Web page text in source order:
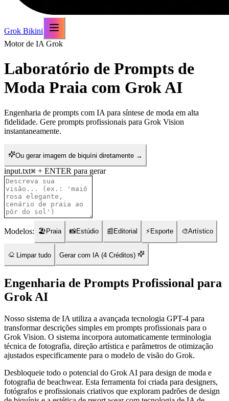
Grok Bikini
Motor de IA Grok
Laboratório de Prompts de
Moda Praia com Grok AI
Engenharia de prompts com IA para síntese de moda em alta
fidelidade. Gere prompts profissionais para Grok Vision
instantaneamente.
Ou gerar imagem de biquíni diretamente →
input.txt + ENTER para gerar
Modelos: 🏖️ Praia 📸Estúdio 📰 Editorial ⚡ Esporte 🎨Artístico
Limpar tudo Gerar com IA (4 Créditos)
Engenharia de Prompts Profissional para
Grok AI
Nosso sistema de IA utiliza a avançada tecnologia GPT-4 para
transformar descrições simples em prompts profissionais para o
Grok Vision. O sistema incorpora automaticamente terminologia
técnica de fotografia, direção artística e parâmetros de otimização
ajustados especificamente para o modelo de visão do Grok.
Desbloqueie todo o potencial do Grok AI para design de moda e
fotografia de beachwear. Esta ferramenta foi criada para designers,
fotógrafos e profissionais criativos que exploram padrões de design